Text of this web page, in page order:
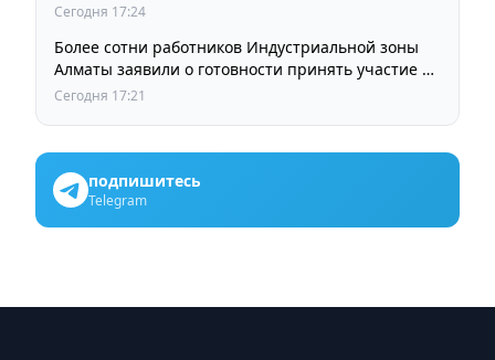
Сегодня 17:24
Более сотни работников Индустриальной зоны
Алматы заявили о готовности принять участие в
выборах членов Курылтая
Сегодня 17:21
подпишитесь
Telegram